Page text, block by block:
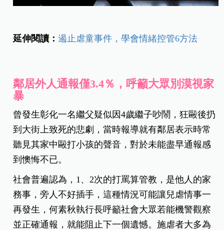
延伸閱讀：遏止虐童事件，學會情緒控管6方法
鄰居外人通報僅3.4％，呼籲大眾別漠視家
暴
曾發生彰化一名繼父疑似因4歲繼子吵鬧，狂毆後扔
到大街上致死的悲劇，當時報導就有鄰居表示時常
聽見其家中毆打小孩的聲音，對於未能盡早通報感
到懊悔不已。
社會普遍認為，1、2次的打罵算管教，是他人的家
務事，旁人不好插手，這種情況可能讓兒虐情事一
再發生，何素秋執行長呼籲社會大眾若能機警觀察
並正確通報，就能阻止下一個遺憾。施虐者大多為